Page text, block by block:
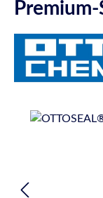
Bildergalerie